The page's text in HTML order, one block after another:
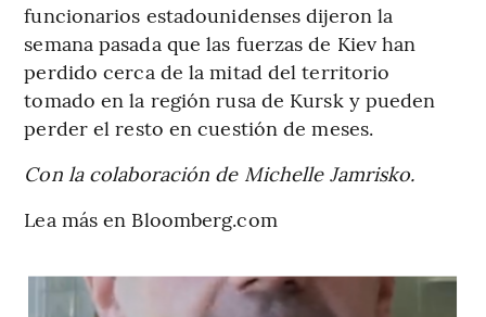
funcionarios estadounidenses dijeron la
semana pasada que las fuerzas de Kiev han
perdido cerca de la mitad del territorio
tomado en la región rusa de Kursk y pueden
perder el resto en cuestión de meses.
Con la colaboración de Michelle Jamrisko.
Lea más en Bloomberg.com